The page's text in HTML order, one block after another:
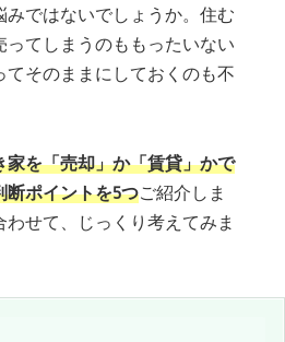
ではないでしょうか。住む
てしまうのももったいない
そのままにしておくのも不
家を「売却」か「賃貸」かで
断ポイントを5つご紹介しま
せて、じっくり考えてみま